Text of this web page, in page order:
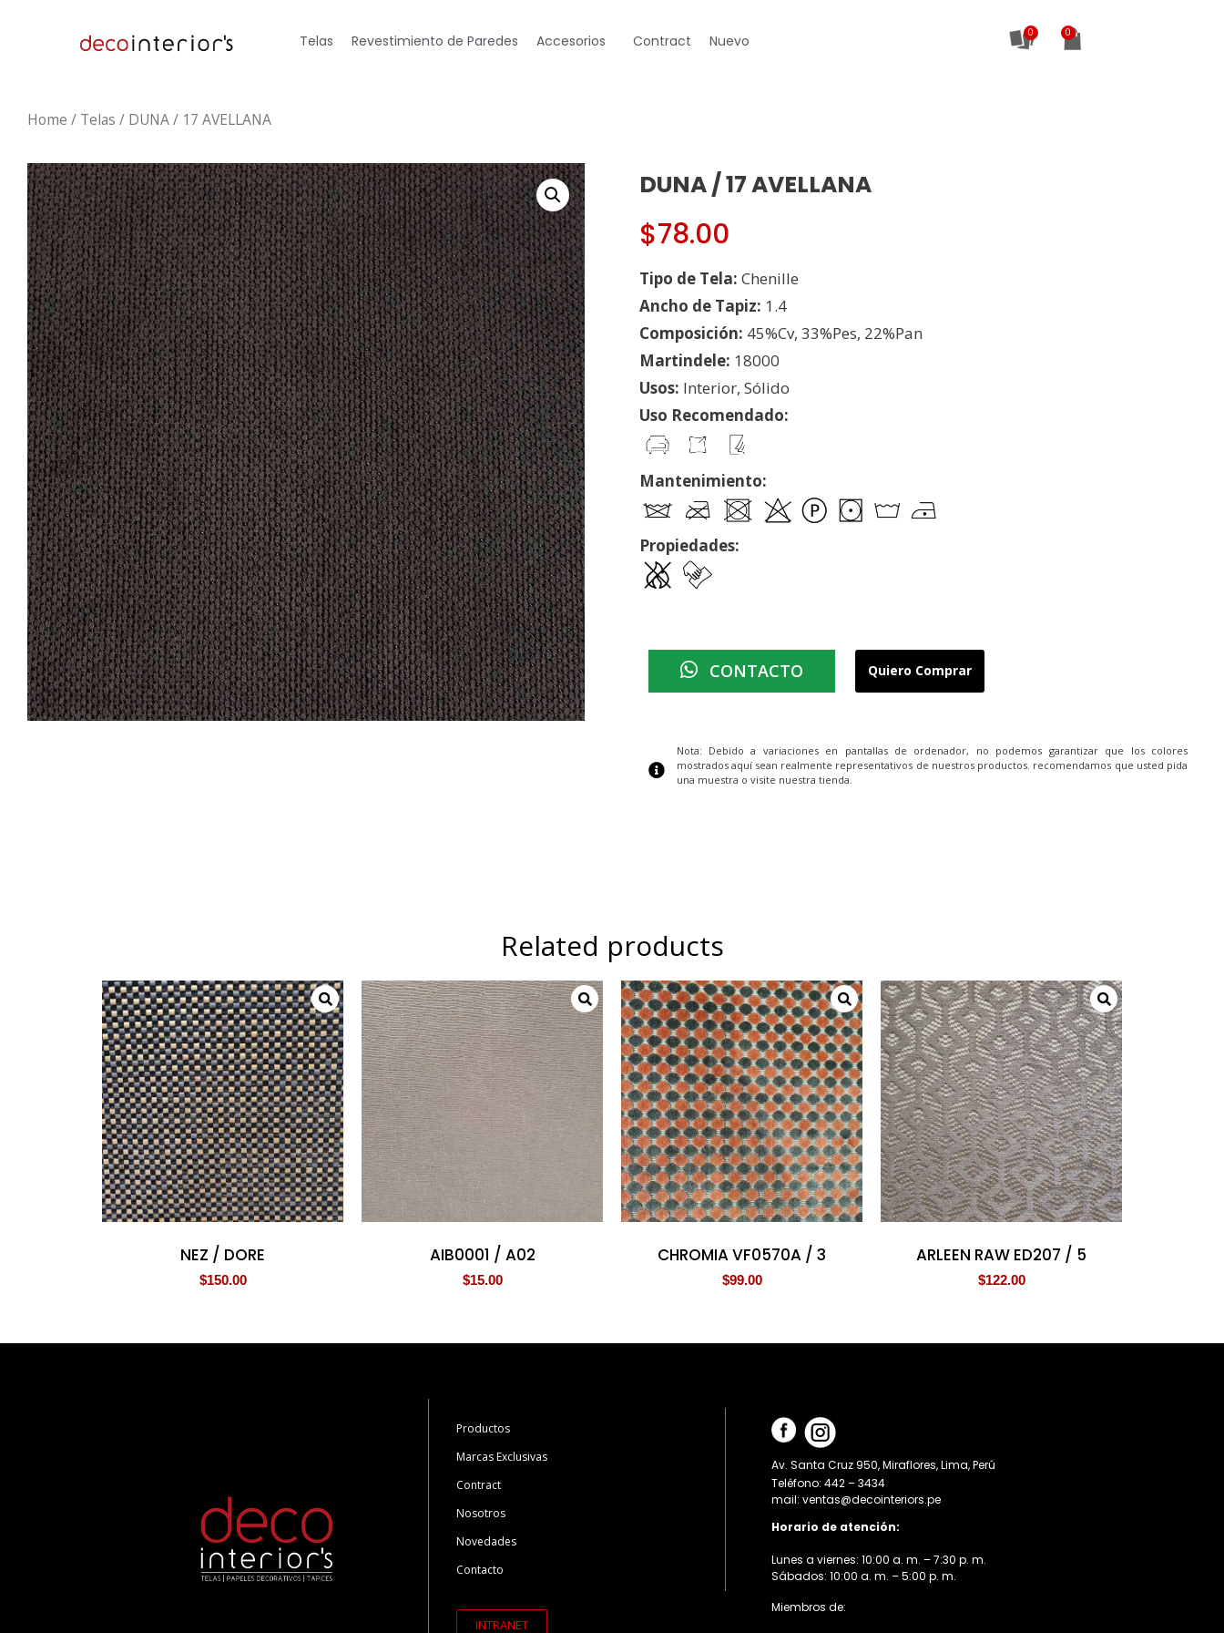
Telas Revestimiento de Paredes Accesorios Contract Nuevo 0
Home / Telas / DUNA / 17 AVELLANA
DUNA / 17 AVELLANA
$78.00
Tipo de Tela: Chenille
Ancho de Tapiz: 1.4
Composición: 45%Cv, 33%Pes, 22%Pan
Martindele: 18000
Usos: Interior, Sólido
Uso Recomendado:
Mantenimiento:
Propiedades:
CONTACTO Quiero Comprar
Nota: Debido a variaciones en pantallas de ordenador, no podemos garantizar que los colores
mostrados aquí sean realmente representativos de nuestros productos. recomendamos que usted pida
una muestra o visite nuestra tienda.
Related products
NEZ / DORE
$150.00
AIB0001 / A02
$15.00
CHROMIA VF0570A / 3
$99.00
ARLEEN RAW ED207 / 5
$122.00
Productos
Marcas Exclusivas
Contract
Nosotros
Novedades
Contacto
INTRANET
Av. Santa Cruz 950, Miraflores, Lima, Perú
Teléfono: 442 – 3434
mail: ventas@decointeriors.pe
Horario de atención:
Lunes a viernes: 10:00 a. m. – 7:30 p. m.
Sábados: 10:00 a. m. – 5:00 p. m.
Miembros de: